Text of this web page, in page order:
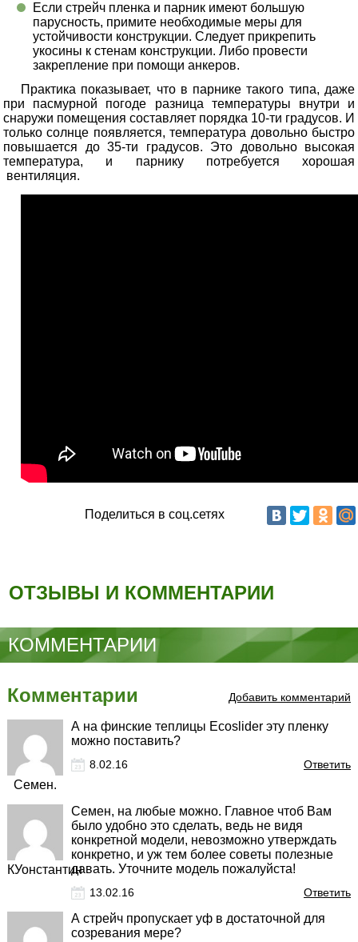
Если стрейч пленка и парник имеют большую
парусность, примите необходимые меры для
устойчивости конструкции. Следует прикрепить
укосины к стенам конструкции. Либо провести
закрепление при помощи анкеров.
Практика показывает, что в парнике такого типа, даже
при пасмурной погоде разница температуры внутри и
снаружи помещения составляет порядка 10-ти градусов. И
только солнце появляется, температура довольно быстро
повышается до 35-ти градусов. Это довольно высокая
температура, и парнику потребуется хорошая
вентиляция.
Поделиться в соц.сетях
ОТЗЫВЫ И КОММЕНТАРИИ
КОММЕНТАРИИ
Комментарии Добавить комментарий
Семен.
А на финские теплицы Ecoslider эту пленку
можно поставить?
8.02.16 Ответить
КУонстантин
Семен, на любые можно. Главное чтоб Вам
было удобно это сделать, ведь не видя
конкретной модели, невозможно утверждать
конкретно, и уж тем более советы полезные
давать. Уточните модель пожалуйста!
13.02.16 Ответить
А стрейч пропускает уф в достаточной для
созревания мере?